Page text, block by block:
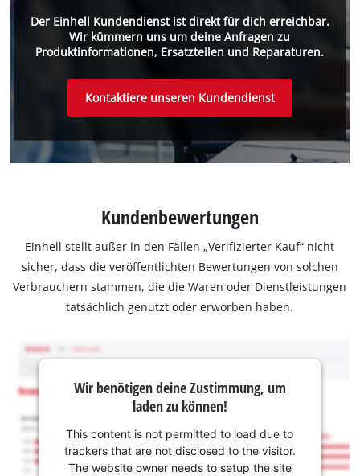
Der Einhell Kundendienst ist direkt für dich erreichbar.
Wir kümmern uns um deine Anfragen zu
Produktinformationen, Ersatzteilen und Reparaturen.
Kontaktiere unseren Kundendienst
Kundenbewertungen
Einhell stellt außer in den Fällen „Verifizierter Kauf“ nicht
sicher, dass die veröffentlichten Bewertungen von solchen
Verbrauchern stammen, die die Waren oder Dienstleistungen
tatsächlich genutzt oder erworben haben.
Wir benötigen deine Zustimmung, um
laden zu können!
This content is not permitted to load due to
trackers that are not disclosed to the visitor.
The website owner needs to setup the site